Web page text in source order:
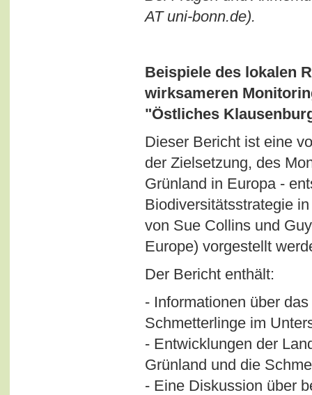
AT uni-bonn.de).
Beispiele des lokalen
wirksameren
"Östliches
Dieser Bericht ist eine
der Zielsetzung, des
Grünland in Europa -
Biodiversitätsstrategie
von Sue Collins und
Europe) vorgestellt
Der Bericht enthält:
- Informationen über
Schmetterlinge im
- Entwicklungen der
Grünland und die
- Eine Diskussion über